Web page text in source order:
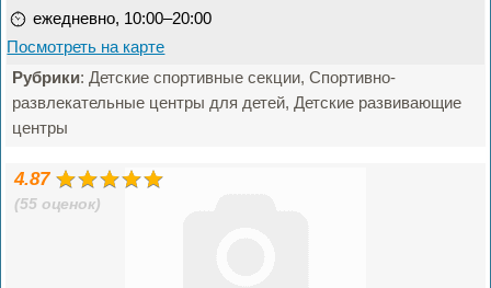
ежедневно, 10:00–20:00
Посмотреть на карте
Рубрики: Детские спортивные секции, Спортивно-
развлекательные центры для детей, Детские развивающие
центры
4.87
(55 оценок)